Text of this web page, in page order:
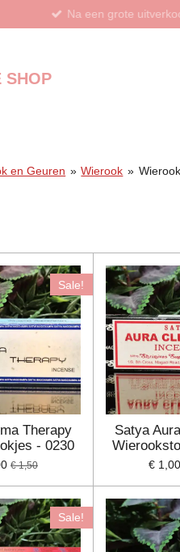
Na een grote
SHOP
en Geuren » Wierook »
Sale!
Therapy
- 0230
€ 1,50
Satya
€ 1,00
Sale!